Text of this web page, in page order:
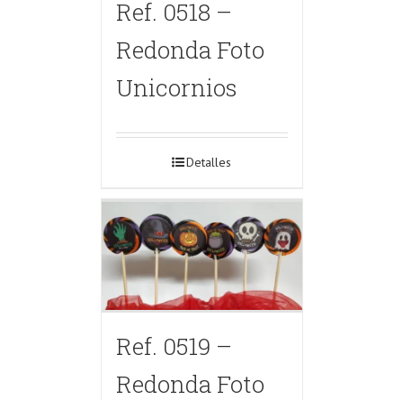
Ref. 0518 –
Redonda Foto
Unicornios
Detalles
Ref. 0519 –
Redonda Foto